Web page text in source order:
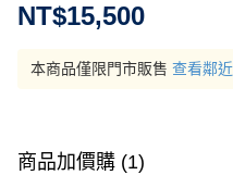
NT$15,500
本商品僅限門市販售 查看鄰
商品加價購 (1)